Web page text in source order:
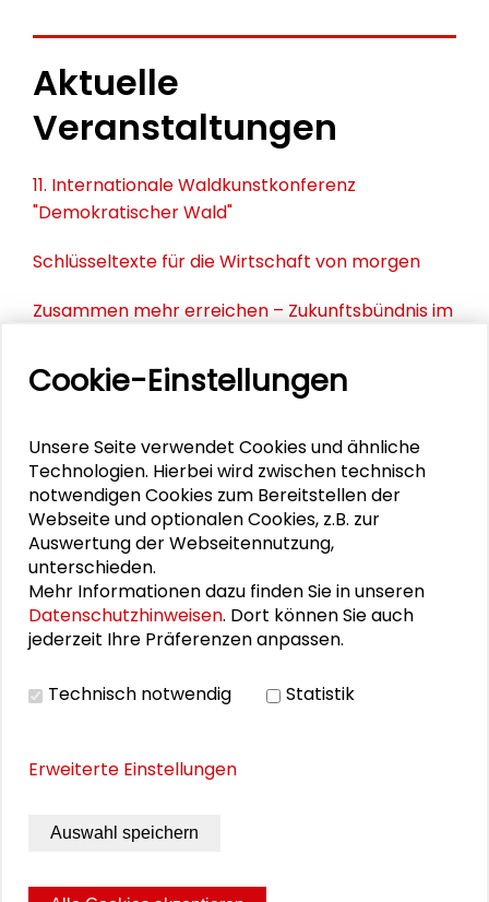
Aktuelle
Veranstaltungen
11. Internationale Waldkunstkonferenz
"Demokratischer Wald"
Schlüsseltexte für die Wirtschaft von morgen
Zusammen mehr erreichen – Zukunftsbündnis im
Schader-Festival 2026
25. Runder Tisch Wissenschaftsstadt Darmstadt
PERSONEN IM KONTEXT
Björn Egner
Alexander Gemeinhardt
Luise Spieker
Ursula Stein
Sybille Wegerich
Cookie-Einstellungen
Unsere Seite verwendet Cookies und ähnliche
Technologien. Hierbei wird zwischen technisch
notwendigen Cookies zum Bereitstellen der
Webseite und optionalen Cookies, z.B. zur
Auswertung der Webseitennutzung,
unterschieden.
Mehr Informationen dazu finden Sie in unseren
Datenschutzhinweisen. Dort können Sie auch
jederzeit Ihre Präferenzen anpassen.
Technisch notwendig Statistik
Erweiterte Einstellungen
Auswahl speichern